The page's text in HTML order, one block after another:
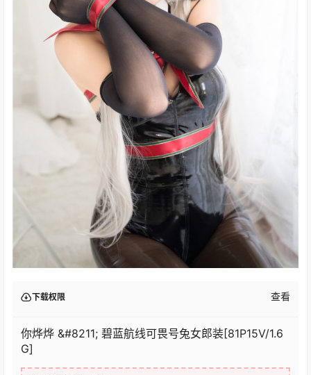
下载权限 查看
你烨烨 &#8211; 碧蓝航线可畏号兔女郎装[81P15V/1.6
G]